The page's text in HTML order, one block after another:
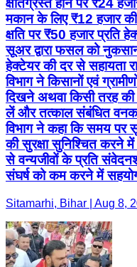
क्षतिग्रस्त होने पर ₹24
मकान के लिए ₹12 हजार की
क्षति पर ₹50 हजार प्रति
सूअर द्वारा फसल को
हेक्टेयर की दर से सहायता
विभाग ने किसानों एवं
दिखने अथवा किसी तरह
लें और तत्काल संबंधित
विभाग ने कहा कि समय पर
की सुरक्षा सुनिश्चित करने
से वन्यजीवों के प्रति
संघर्ष को कम करने में
Sitamarhi, Bihar | Aug 8,